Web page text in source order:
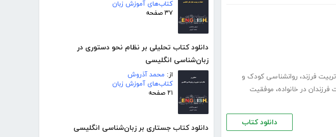
کتاب‌های آموزش زبان
۳۷ صفحه
دانلود کتاب تحلیلی بر نظام نحو دستوری در
زبان‌شناسی انگلیسی
از: محمد آذروش
کتاب‌های آموزش زبان
۲۱ صفحه
دانلود کتاب جستاری بر زبان‌شناسی انگلیسی
فرزند، روانشناسی کودک و
فرزندان در خانواده، موفقیت
دانلود کتاب